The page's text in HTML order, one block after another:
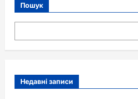
Пошук
Недавні записи